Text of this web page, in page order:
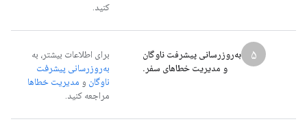
کنید.
۵
به‌روزرسانی پیشرفت ناوگان
و مدیریت خطاهای سفر.
برای اطلاعات بیشتر، به
به‌روزرسانی پیشرفت
ناوگان و مدیریت خطاها
مراجعه کنید.